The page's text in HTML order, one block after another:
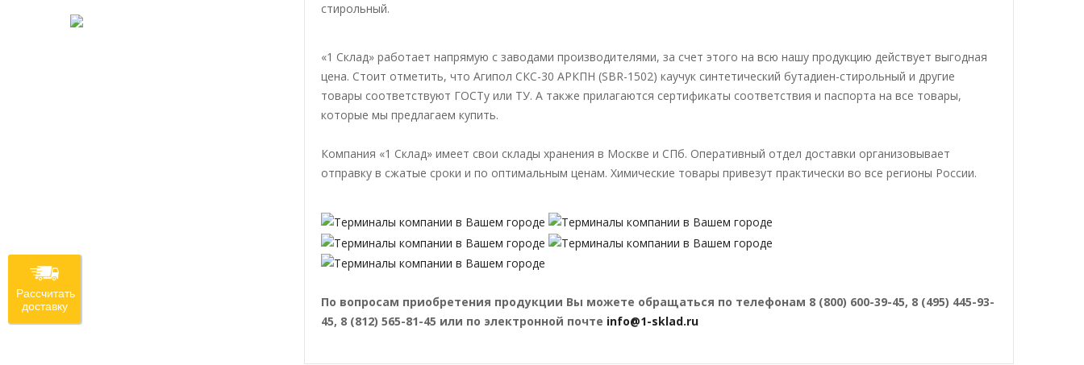
стирольный.
«1 Склад» работает напрямую с заводами производителями, за счет этого на всю нашу продукцию действует выгодная
цена. Стоит отметить, что Агипол СКС-30 АРКПН (SBR-1502) каучук синтетический бутадиен-стирольный и другие
товары соответствуют ГОСТу или ТУ. А также прилагаются сертификаты соответствия и паспорта на все товары,
которые мы предлагаем купить.
Компания «1 Склад» имеет свои склады хранения в Москве и СПб. Оперативный отдел доставки организовывает
отправку в сжатые сроки и по оптимальным ценам. Химические товары привезут практически во все регионы России.
По вопросам приобретения продукции Вы можете обращаться по телефонам 8 (800) 600-39-45, 8 (495) 445-93-
45, 8 (812) 565-81-45 или по электронной почте info@1-sklad.ru
Рассчитать
доставку